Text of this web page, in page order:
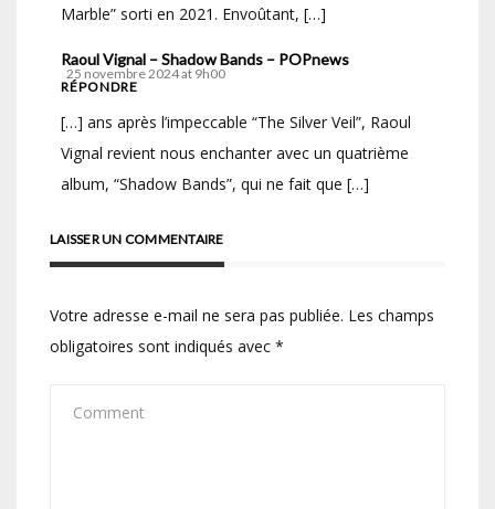
Marble” sorti en 2021. Envoûtant, […]
Raoul Vignal – Shadow Bands – POPnews
25 novembre 2024 at 9h00
RÉPONDRE
[…] ans après l’impeccable “The Silver Veil”, Raoul
Vignal revient nous enchanter avec un quatrième
album, “Shadow Bands”, qui ne fait que […]
LAISSER UN COMMENTAIRE
Votre adresse e-mail ne sera pas publiée. Les champs
obligatoires sont indiqués avec *